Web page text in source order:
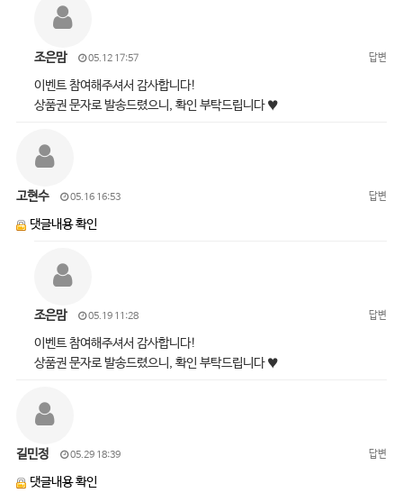
조은맘 05.12 17:57 답변
이벤트 참여해주셔서 감사합니다!
상품권 문자로 발송드렸으니, 확인 부탁드립니다 ♥
고현수 05.16 16:53 답변
댓글내용 확인
조은맘 05.19 11:28 답변
이벤트 참여해주셔서 감사합니다!
상품권 문자로 발송드렸으니, 확인 부탁드립니다 ♥
길민정 05.29 18:39 답변
댓글내용 확인